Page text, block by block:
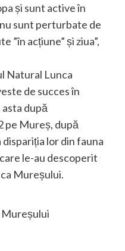
și sunt active în
sunt perturbate de
”în acțiune” și ziua”,
Natural Lunca
de succes în
după
pe Mureș, după
lor din fauna
le-au descoperit
Mureșului.
Mureșului